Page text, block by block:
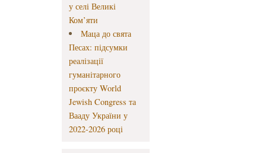
у селі Великі
Ком’яти
Маца до свята
Песах: підсумки
реалізації
гуманітарного
проєкту World
Jewish Congress та
Вааду України у
2022-2026 році